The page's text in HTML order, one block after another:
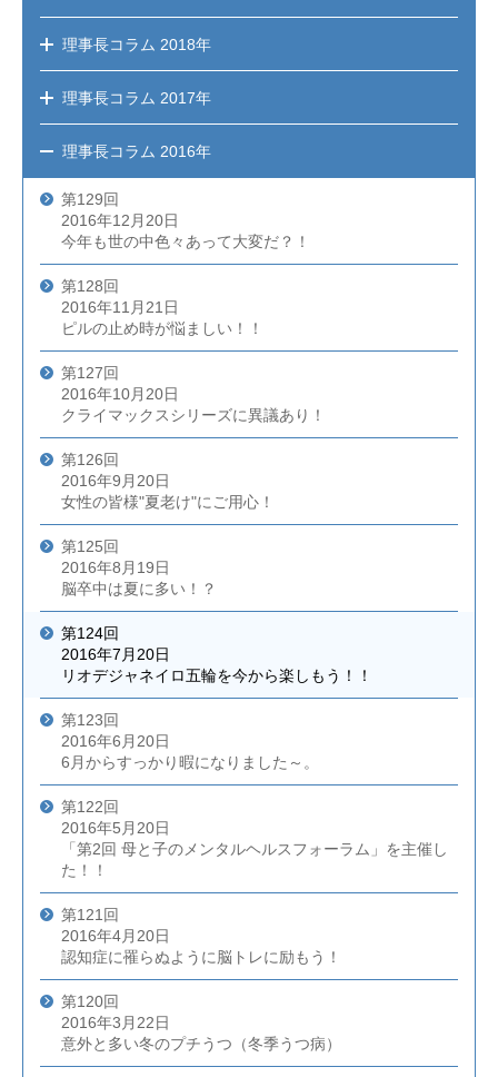
理事長コラム 2018年
理事長コラム 2017年
理事長コラム 2016年
第129回
2016年12月20日
今年も世の中色々あって大変だ？！
第128回
2016年11月21日
ピルの止め時が悩ましい！！
第127回
2016年10月20日
クライマックスシリーズに異議あり！
第126回
2016年9月20日
女性の皆様"夏老け"にご用心！
第125回
2016年8月19日
脳卒中は夏に多い！？
第124回
2016年7月20日
リオデジャネイロ五輪を今から楽しもう！！
第123回
2016年6月20日
6月からすっかり暇になりました～。
第122回
2016年5月20日
「第2回 母と子のメンタルヘルスフォーラム」を主催し
た！！
第121回
2016年4月20日
認知症に罹らぬように脳トレに励もう！
第120回
2016年3月22日
意外と多い冬のプチうつ（冬季うつ病）